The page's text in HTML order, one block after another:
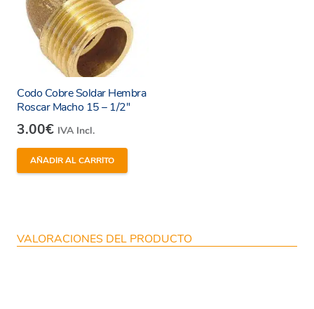
Codo Cobre Soldar Hembra
Roscar Macho 15 – 1/2″
3.00€ IVA Incl.
AÑADIR AL CARRITO
VALORACIONES DEL PRODUCTO